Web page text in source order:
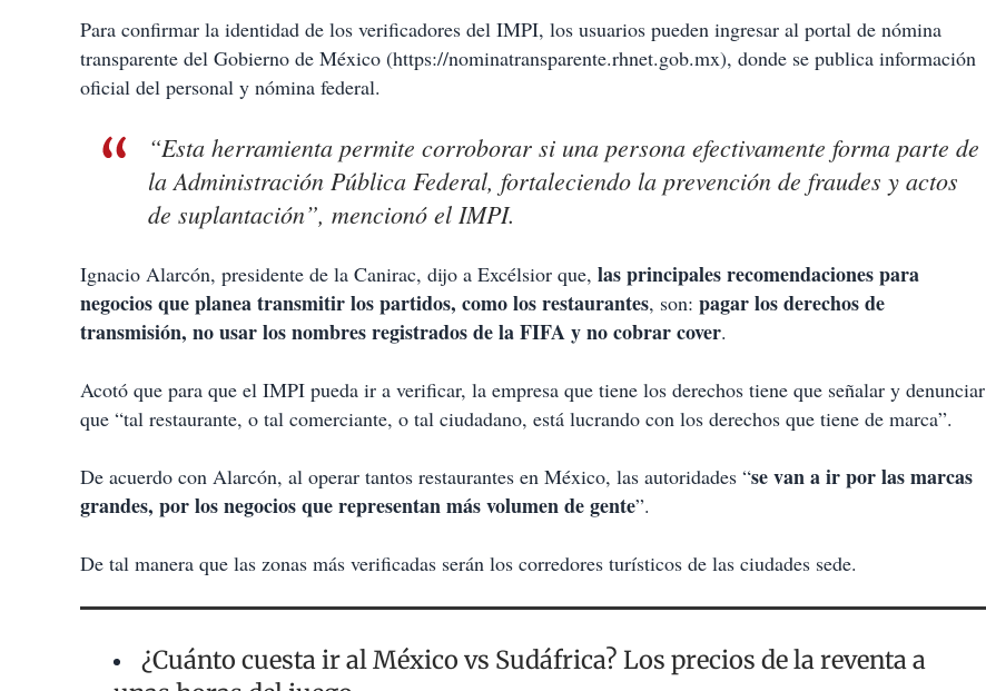
Para confirmar la identidad de los verificadores del IMPI, los usuarios pueden ingresar al portal de nómina
transparente del Gobierno de México (https://nominatransparente.rhnet.gob.mx), donde se publica información
oficial del personal y nómina federal.
“Esta herramienta permite corroborar si una persona efectivamente forma parte de
la Administración Pública Federal, fortaleciendo la prevención de fraudes y actos
de suplantación”, mencionó el IMPI.
Ignacio Alarcón, presidente de la Canirac, dijo a Excélsior que, las principales recomendaciones para
negocios que planea transmitir los partidos, como los restaurantes, son: pagar los derechos de
transmisión, no usar los nombres registrados de la FIFA y no cobrar cover.
Acotó que para que el IMPI pueda ir a verificar, la empresa que tiene los derechos tiene que señalar y denunciar
que “tal restaurante, o tal comerciante, o tal ciudadano, está lucrando con los derechos que tiene de marca”.
De acuerdo con Alarcón, al operar tantos restaurantes en México, las autoridades “se van a ir por las marcas
grandes, por los negocios que representan más volumen de gente”.
De tal manera que las zonas más verificadas serán los corredores turísticos de las ciudades sede.
¿Cuánto cuesta ir al México vs Sudáfrica? Los precios de la reventa a